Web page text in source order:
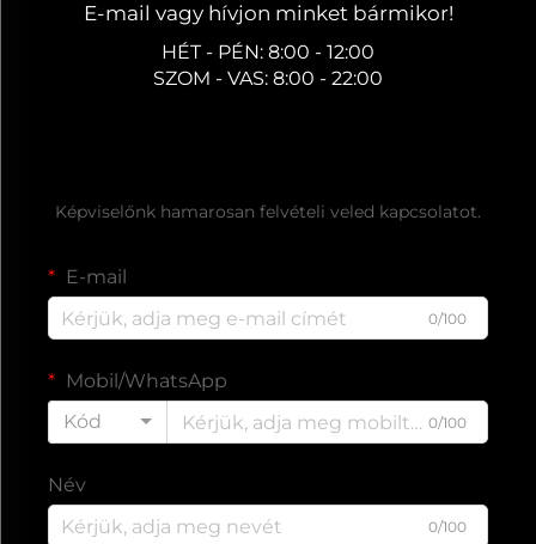
E-mail vagy hívjon minket bármikor!
HÉT - PÉN: 8:00 - 12:00
SZOM - VAS: 8:00 - 22:00
Képviselőnk hamarosan felvételi veled kapcsolatot.
E-mail
0/100
Mobil/WhatsApp
Kód
0/100
Név
0/100